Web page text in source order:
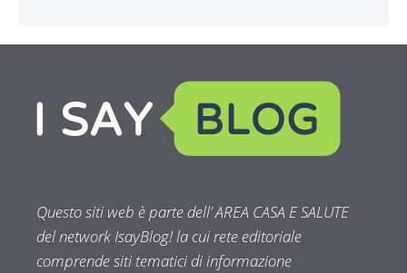
Questo siti web è parte dell’ AREA CASA E SALUTE
del network IsayBlog! la cui rete editoriale
comprende siti tematici di informazione